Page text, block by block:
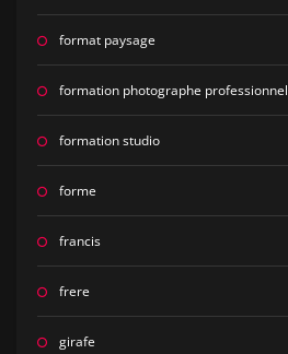
format paysage
formation photographe professionnel
formation studio
forme
francis
frere
girafe